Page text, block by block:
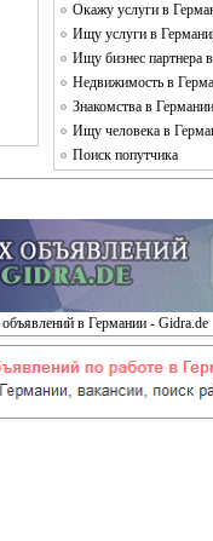
Окажу услуги в
Ищу услуги в
Ищу бизнес партнера
Недвижимость в
Знакомства в Германии
Ищу человека в
Поиск попутчика
в Германии - Gidra.de